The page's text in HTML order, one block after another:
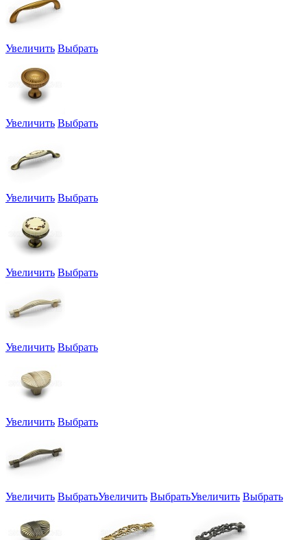
Увеличить Выбрать
Увеличить Выбрать
Увеличить Выбрать
Увеличить Выбрать
Увеличить Выбрать
Увеличить Выбрать
Увеличить ВыбратьУвеличить ВыбратьУвеличить Выбрать